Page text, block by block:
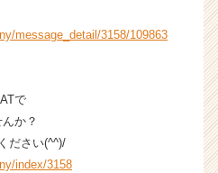
message_detail/3158/109863
で
か？
ださい(^^)/
index/3158